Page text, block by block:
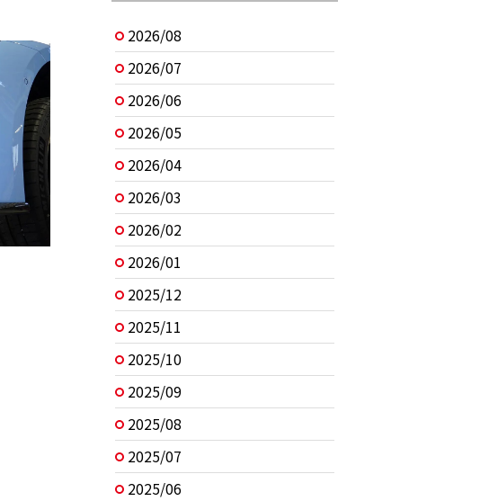
2026/08
2026/07
2026/06
2026/05
2026/04
2026/03
2026/02
2026/01
2025/12
2025/11
2025/10
2025/09
2025/08
2025/07
2025/06